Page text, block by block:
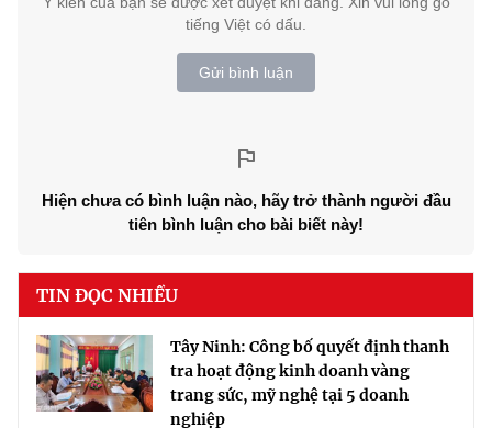
tiếng Việt có dấu.
Gửi bình luận
Hiện chưa có bình luận nào, hãy trở thành người đầu
tiên bình luận cho bài biết này!
TIN ĐỌC NHIỀU
Tây Ninh: Công bố quyết định thanh
tra hoạt động kinh doanh vàng
trang sức, mỹ nghệ tại 5 doanh
nghiệp